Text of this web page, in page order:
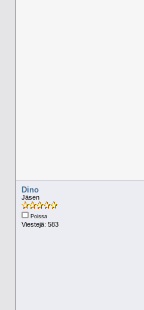
Dino
Jäsen
Poissa
Viestejä: 583